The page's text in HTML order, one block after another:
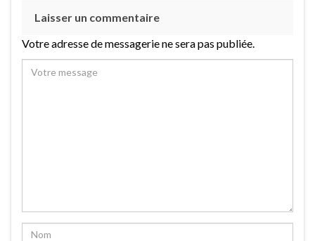
Laisser un commentaire
Votre adresse de messagerie ne sera pas publiée.